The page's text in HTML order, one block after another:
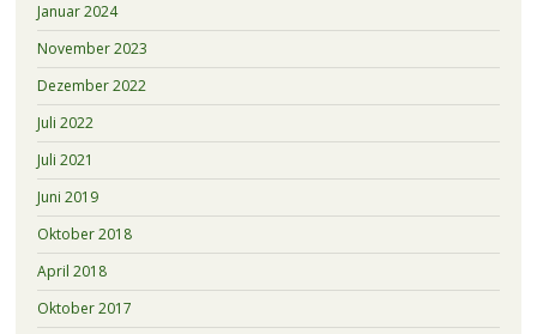
Januar 2024
November 2023
Dezember 2022
Juli 2022
Juli 2021
Juni 2019
Oktober 2018
April 2018
Oktober 2017